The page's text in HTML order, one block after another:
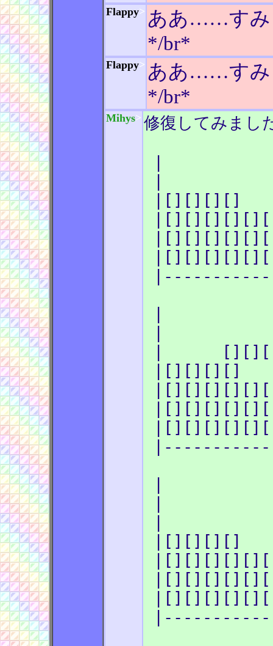
Flappy> ああ……すみ
*/br*
Flappy> ああ……すみ
*/br*
Mihys> 修復してみまし
|